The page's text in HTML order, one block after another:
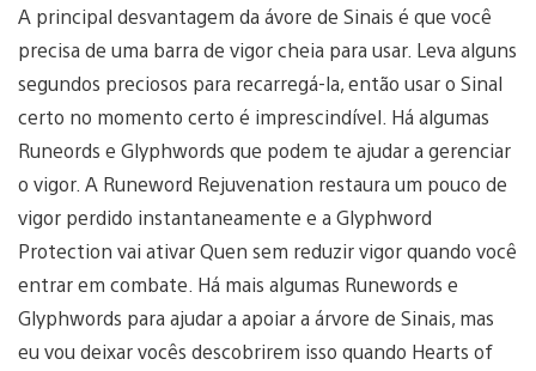
A principal desvantagem da ávore de Sinais é que você
precisa de uma barra de vigor cheia para usar. Leva alguns
segundos preciosos para recarregá-la, então usar o Sinal
certo no momento certo é imprescindível. Há algumas
Runeords e Glyphwords que podem te ajudar a gerenciar
o vigor. A Runeword Rejuvenation restaura um pouco de
vigor perdido instantaneamente e a Glyphword
Protection vai ativar Quen sem reduzir vigor quando você
entrar em combate. Há mais algumas Runewords e
Glyphwords para ajudar a apoiar a árvore de Sinais, mas
eu vou deixar vocês descobrirem isso quando Hearts of